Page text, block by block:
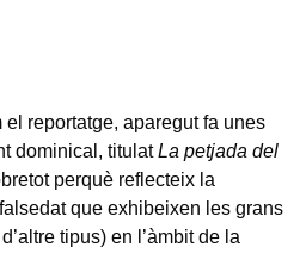
reportatge, aparegut fa unes
dominical, titulatLa petjada del
perquè reflecteix la
que exhibeixen les grans
tipus) en l’àmbit de la